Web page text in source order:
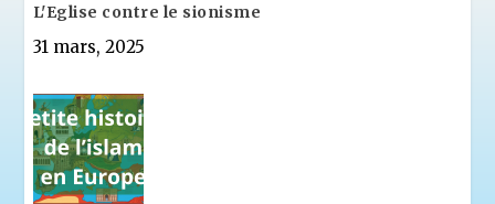
L'Eglise contre le sionisme
31 mars, 2025